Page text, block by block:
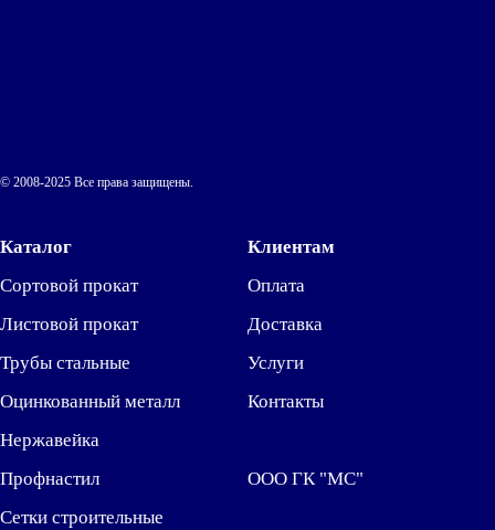
© 2008-2025 Все права защищены.
Каталог
Сортовой прокат
Листовой прокат
Трубы стальные
Оцинкованный металл
Нержавейка
Профнастил
Сетки строительные
Клиентам
Оплата
Доставка
Услуги
Контакты
ООО ГК "МС"